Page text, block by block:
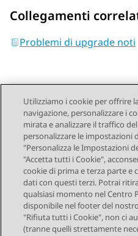
Collegamenti
Problemi di upgrade noti
Send Feedback
Navigazione
Argomento precedente
STAY CONNECTED
Utilizziamo i cookie per offrire
navigazione, personalizzare i
mirata e analizzare il traffico
personalizzare le impostazioni
"Personalizza le Impostazioni
"Accetta tutti i Cookie",
cookie di prima e terza parte e
dati con questi terzi. Potrai
qualsiasi momento nel Centro
disponibile nel footer del
"Rifiuta tutti i Cookie", non ci
(tranne quelli strettamente